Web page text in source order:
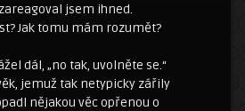
jsem ihned.
Jak tomu mám rozumět?
dál, „no tak, uvolněte se.“
jemuž tak netypicky zářily
nějakou věc opřenou o